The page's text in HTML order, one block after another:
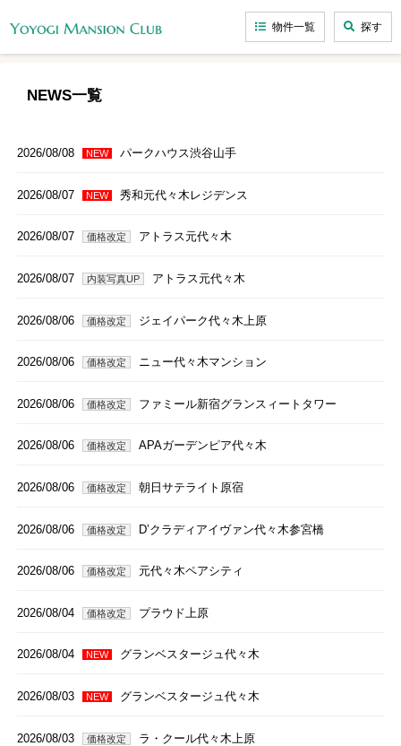
物件一覧 探す
NEWS一覧
2026/08/08 NEW パークハウス渋谷山手
2026/08/07 NEW 秀和元代々木レジデンス
2026/08/07 価格改定 アトラス元代々木
2026/08/07 内装写真UP アトラス元代々木
2026/08/06 価格改定 ジェイパーク代々木上原
2026/08/06 価格改定 ニュー代々木マンション
2026/08/06 価格改定 ファミール新宿グランスィートタワー
2026/08/06 価格改定 APAガーデンピア代々木
2026/08/06 価格改定 朝日サテライト原宿
2026/08/06 価格改定 D’クラディアイヴァン代々木参宮橋
2026/08/06 価格改定 元代々木ペアシティ
2026/08/04 価格改定 プラウド上原
2026/08/04 NEW グランベスタージュ代々木
2026/08/03 NEW グランベスタージュ代々木
2026/08/03 価格改定 ラ・クール代々木上原